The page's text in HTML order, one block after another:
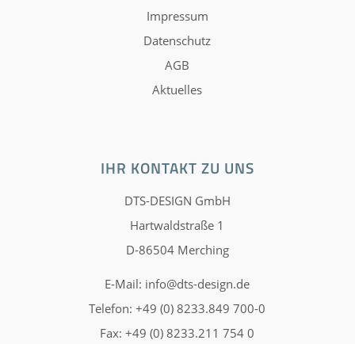
Impressum
Datenschutz
AGB
Aktuelles
IHR KONTAKT ZU UNS
DTS-DESIGN GmbH
Hartwaldstraße 1
D-86504 Merching
E-Mail: info@dts-design.de
Telefon: +49 (0) 8233.849 700-0
Fax: +49 (0) 8233.211 754 0